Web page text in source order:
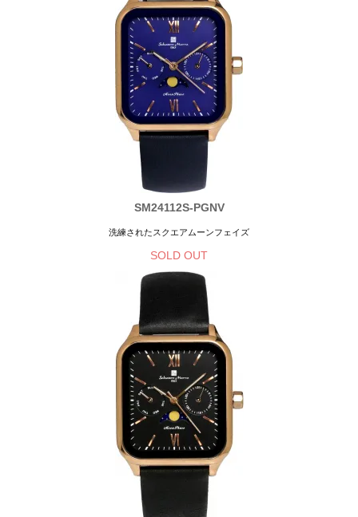
SM24112S-PGNV
洗練されたスクエアムーンフェイズ
SOLD OUT